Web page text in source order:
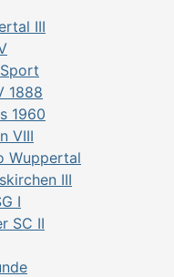
III
1888
1960
VIII
Wuppertal
III
I
SC II